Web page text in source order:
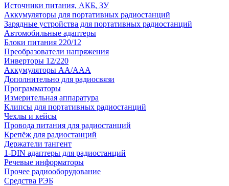
Источники питания, АКБ, ЗУ
Аккумуляторы для портативных радиостанций
Зарядные устройства для портативных радиостанций
Автомобильные адаптеры
Блоки питания 220/12
Преобразователи напряжения
Инверторы 12/220
Аккумуляторы АА/ААА
Дополнительно для радиосвязи
Программаторы
Измерительная аппаратура
Клипсы для портативных радиостанций
Чехлы и кейсы
Провода питания для радиостанций
Крепёж для радиостанций
Держатели тангент
1-DIN адаптеры для радиостанций
Речевые информаторы
Прочее радиооборудование
Средства РЭБ